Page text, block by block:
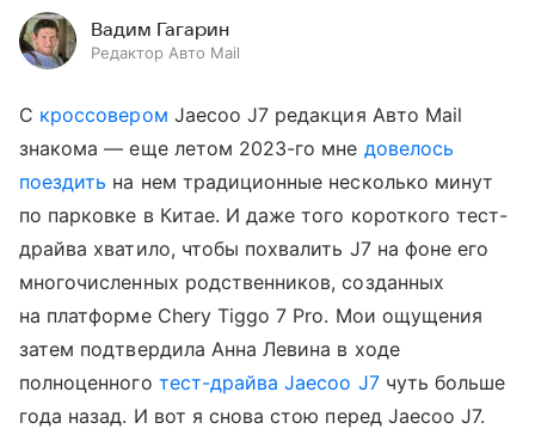
Вадим Гагарин
Редактор Авто Mail
С кроссовером Jaecoo J7 редакция Авто Mail
знакома — еще летом 2023-го мне довелось
поездить на нем традиционные несколько минут
по парковке в Китае. И даже того короткого тест-
драйва хватило, чтобы похвалить J7 на фоне его
многочисленных родственников, созданных
на платформе Chery Tiggo 7 Pro. Мои ощущения
затем подтвердила Анна Левина в ходе
полноценного тест-драйва Jaecoo J7чуть больше
года назад. И вот я снова стою перед Jaecoo J7.